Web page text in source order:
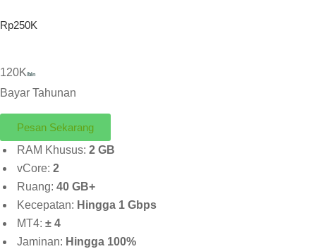
Rp250K
120K/bln
Bayar Tahunan
Pesan Sekarang
RAM Khusus: 2 GB
vCore: 2
Ruang: 40 GB+
Kecepatan: Hingga 1 Gbps
MT4: ± 4
Jaminan: Hingga 100%